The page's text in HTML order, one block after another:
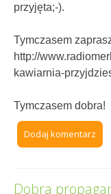
przyjęta;-).
Tymczasem
http://
kawiarnia-
Tymczasem dobra!
Dodaj komentarz
Dobra